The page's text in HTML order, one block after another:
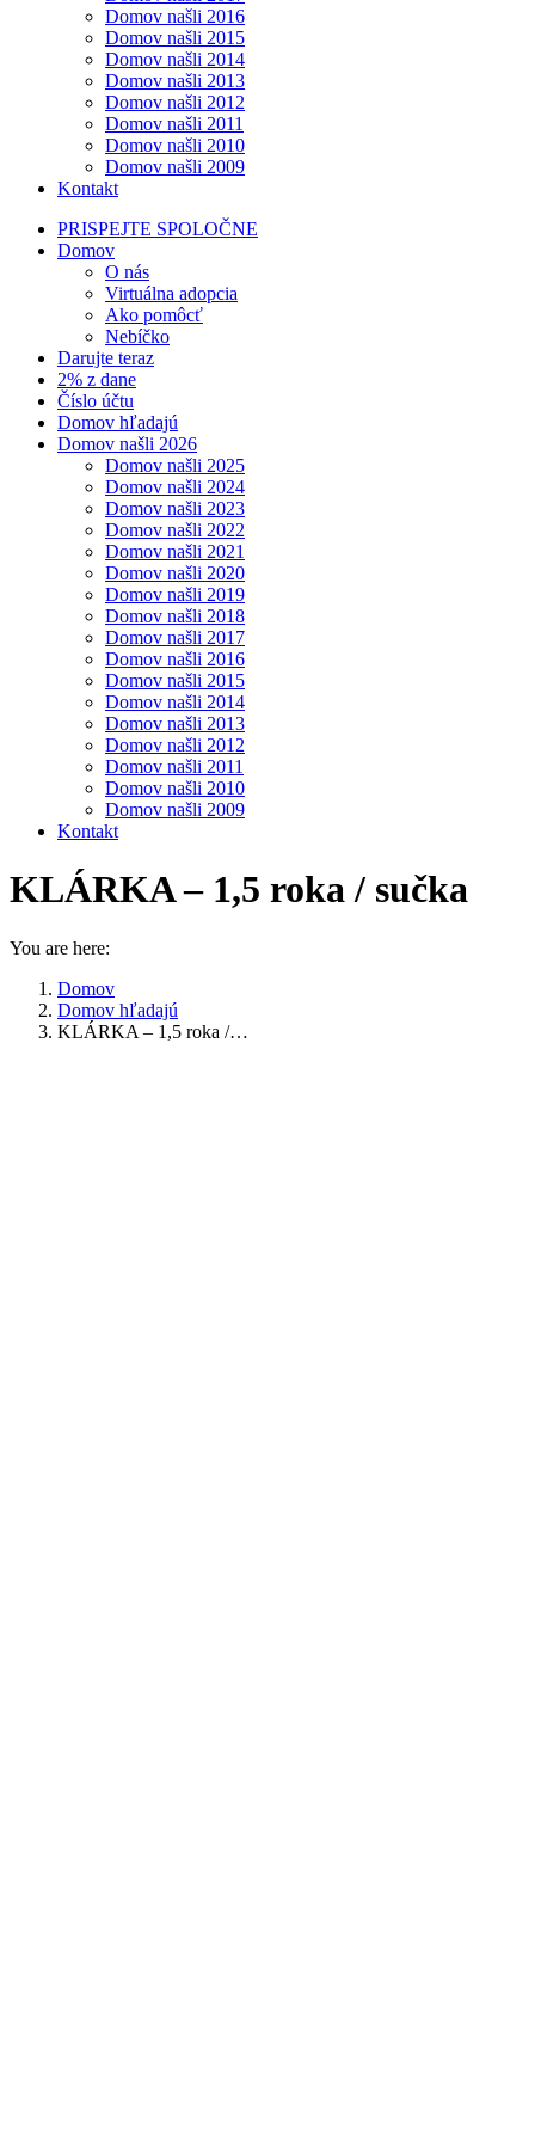
Domov našli 2016
Domov našli 2015
Domov našli 2014
Domov našli 2013
Domov našli 2012
Domov našli 2011
Domov našli 2010
Domov našli 2009
Kontakt
PRISPEJTE SPOLOČNE
Domov
O nás
Virtuálna adopcia
Ako pomôcť
Nebíčko
Darujte teraz
2% z dane
Číslo účtu
Domov hľadajú
Domov našli 2026
Domov našli 2025
Domov našli 2024
Domov našli 2023
Domov našli 2022
Domov našli 2021
Domov našli 2020
Domov našli 2019
Domov našli 2018
Domov našli 2017
Domov našli 2016
Domov našli 2015
Domov našli 2014
Domov našli 2013
Domov našli 2012
Domov našli 2011
Domov našli 2010
Domov našli 2009
Kontakt
KLÁRKA – 1,5 roka / sučka
You are here:
Domov
Domov hľadajú
KLÁRKA – 1,5 roka /…